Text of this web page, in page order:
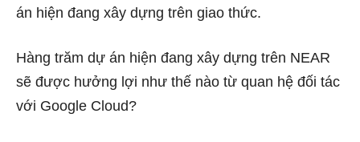
án hiện đang xây dựng trên giao thức.
Hàng trăm dự án hiện đang xây dựng trên NEAR
sẽ được hưởng lợi như thế nào từ quan hệ đối tác
với Google Cloud?